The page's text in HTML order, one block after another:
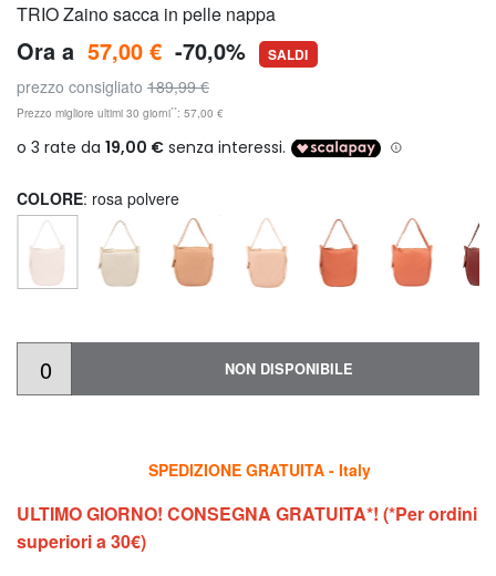
TRIO Zaino sacca in pelle nappa
Ora a 57,00 € -70,0% SALDI
prezzo consigliato 189,99 €
Prezzo migliore ultimi 30 giorni**: 57,00 €
COLORE: rosa polvere
NON DISPONIBILE
SPEDIZIONE GRATUITA - Italy
ULTIMO GIORNO! CONSEGNA GRATUITA*! (*Per ordini
superiori a 30€)